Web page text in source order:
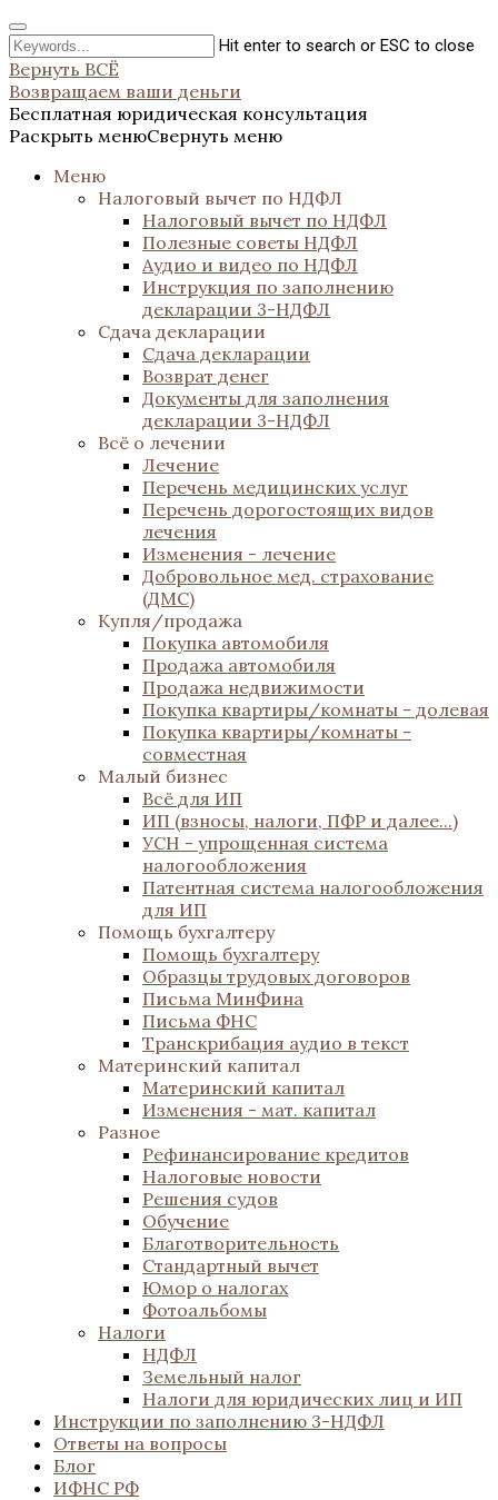
Hit enter to search or ESC to close
Вернуть ВСЁ
Возвращаем ваши деньги
Бесплатная юридическая консультация
Раскрыть менюСвернуть меню
Меню
Налоговый вычет по НДФЛ
Налоговый вычет по НДФЛ
Полезные советы НДФЛ
Аудио и видео по НДФЛ
Инструкция по заполнению
декларации 3-НДФЛ
Сдача декларации
Сдача декларации
Возврат денег
Документы для заполнения
декларации 3-НДФЛ
Всё о лечении
Лечение
Перечень медицинских услуг
Перечень дорогостоящих видов
лечения
Изменения - лечение
Добровольное мед. страхование
(ДМС)
Купля/продажа
Покупка автомобиля
Продажа автомобиля
Продажа недвижимости
Покупка квартиры/комнаты - долевая
Покупка квартиры/комнаты -
совместная
Малый бизнес
Всё для ИП
ИП (взносы, налоги, ПФР и далее...)
УСН - упрощенная система
налогообложения
Патентная система налогообложения
для ИП
Помощь бухгалтеру
Помощь бухгалтеру
Образцы трудовых договоров
Письма МинФина
Письма ФНС
Транскрибация аудио в текст
Материнский капитал
Материнский капитал
Изменения - мат. капитал
Разное
Рефинансирование кредитов
Налоговые новости
Решения судов
Обучение
Благотворительность
Стандартный вычет
Юмор о налогах
Фотоальбомы
Налоги
НДФЛ
Земельный налог
Налоги для юридических лиц и ИП
Инструкции по заполнению 3-НДФЛ
Ответы на вопросы
Блог
ИФНС РФ